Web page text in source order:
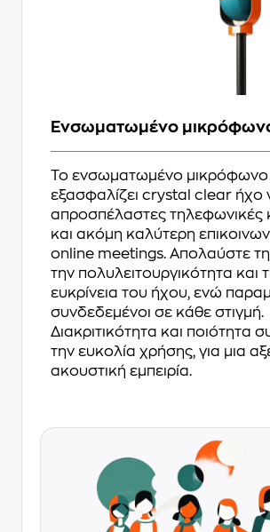
Ενσωματωμένο
Το ενσωματωμένο μικρόφωνο
εξασφαλίζει crystal clear ήχο
απροσπέλαστες τηλεφωνικές
και ακόμη καλύτερη
online meetings. Απολαύστε
την πολυλειτουργικότητα και
ευκρίνεια του ήχου, ενώ
συνδεδεμένοι σε κάθε στιγμή.
Διακριτικότητα και ποιότητα
την ευκολία χρήσης, για μια
ακουστική εμπειρία.